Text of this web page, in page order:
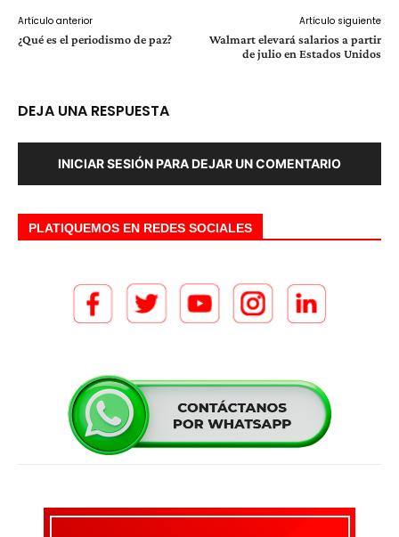
Artículo anterior
¿Qué es el periodismo de paz?
Artículo siguiente
Walmart elevará salarios a partir
de julio en Estados Unidos
DEJA UNA RESPUESTA
INICIAR SESIÓN PARA DEJAR UN COMENTARIO
PLATIQUEMOS EN REDES SOCIALES